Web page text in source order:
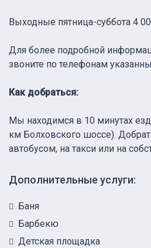
Выходные пятница-суббота 4
Для более подробной
звоните по телефонам
Как добраться:
Мы находимся в 10 минутах
км Болховского шоссе).
автобусом, на такси или на
Дополнительные услуги:
Баня
Барбекю
Детская площадка